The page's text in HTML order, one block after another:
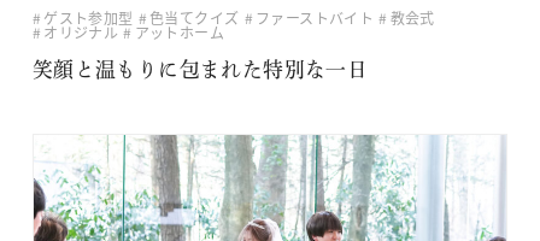
ゲスト参加型
色当てクイズ ファーストバイト 教会式
オリジナル
アットホーム
笑顔と温もりに包まれた特別な一日